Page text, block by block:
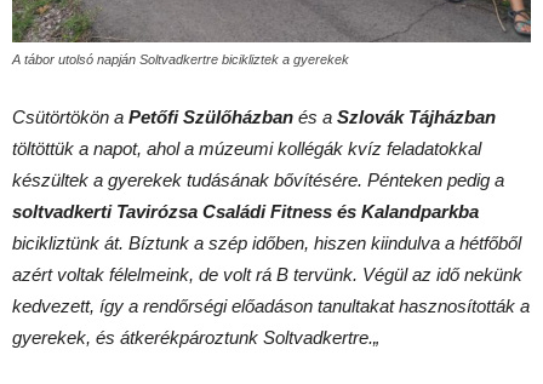
A tábor utolsó napján Soltvadkertre bicikliztek a gyerekek
Csütörtökön a Petőfi Szülőházban és a Szlovák Tájházban
töltöttük a napot, ahol a múzeumi kollégák kvíz feladatokkal
készültek a gyerekek tudásának bővítésére. Pénteken pedig a
soltvadkerti Tavirózsa Családi Fitness és Kalandparkba
bicikliztünk át. Bíztunk a szép időben, hiszen kiindulva a hétfőből
azért voltak félelmeink, de volt rá B tervünk. Végül az idő nekünk
kedvezett, így a rendőrségi előadáson tanultakat hasznosították a
gyerekek, és átkerékpároztunk Soltvadkertre.„